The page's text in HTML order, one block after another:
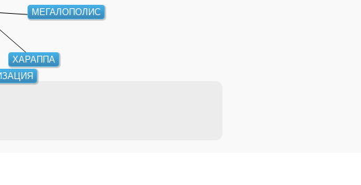
МЕГАЛОПОЛИС
ХАРАППА